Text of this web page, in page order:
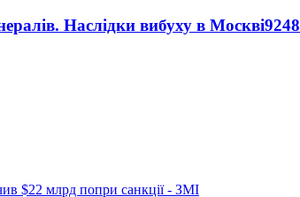
Наслідки вибуху в Москві9248